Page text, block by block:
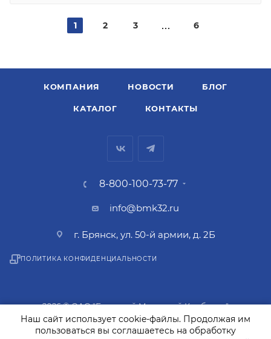
1 2 3 6
КОМПАНИЯ НОВОСТИ БЛОГ
КАТАЛОГ КОНТАКТЫ
8-800-100-73-77
info@bmk32.ru
г. Брянск, ул. 50-й армии, д. 2Б
ПОЛИТИКА КОНФИДЕНЦИАЛЬНОСТИ
2026 © ОАО "Брянский Молочный Комбинат"
Наш сайт использует cookie-файлы. Продолжая им
пользоваться вы соглашаетесь на обработку